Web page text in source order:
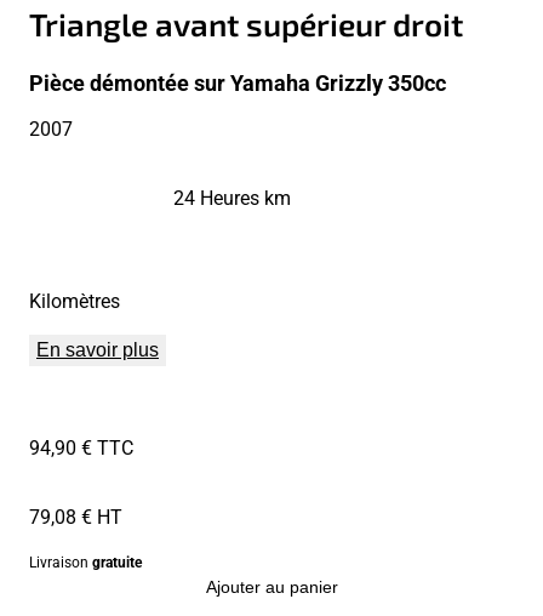
Triangle avant supérieur droit
Pièce démontée sur Yamaha Grizzly 350cc
2007
Kilomètres
24 Heures km
En savoir plus
94,90 € TTC
79,08 € HT
Livraison gratuite
Ajouter au panier